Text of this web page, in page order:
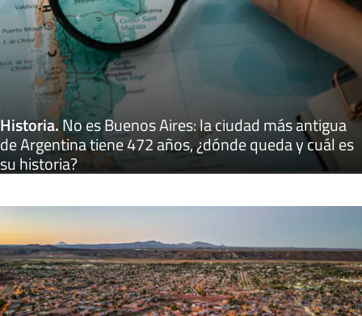
Historia.No es Buenos Aires: la ciudad más antigua
de Argentina tiene 472 años, ¿dónde queda y cuál es
su historia?